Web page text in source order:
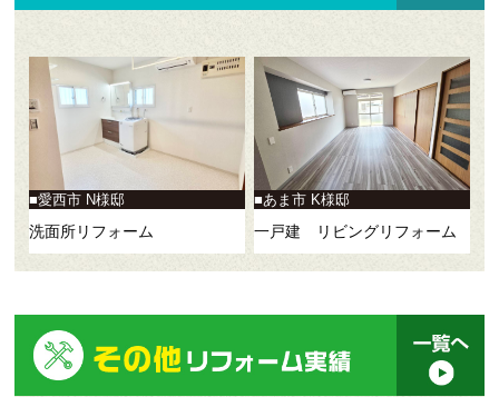
愛西市 N様邸
洗面所リフォーム
あま市 K様邸
一戸建 リビングリフォーム